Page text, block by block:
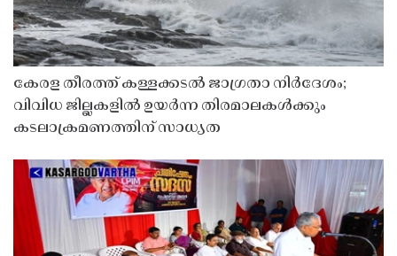
കേരള തീരത്ത് കള്ളക്കടൽ ജാഗ്രതാ നിർദേശം;
വിവിധ ജില്ലകളിൽ ഉയർന്ന തിരമാലകൾക്കും
കടലാക്രമണത്തിന് സാധ്യത